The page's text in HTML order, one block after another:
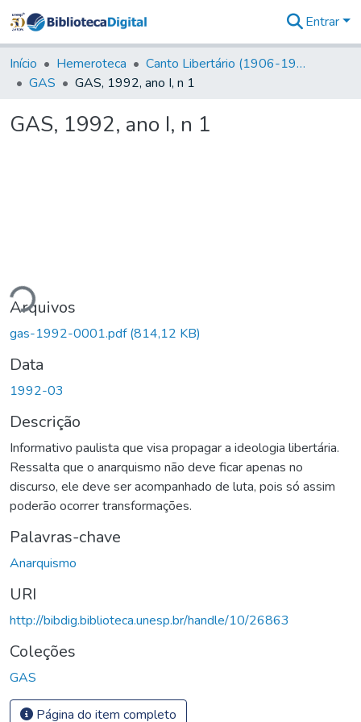
&
Coleções
Tudo na
Digital
Entrar
Início Hemeroteca
Canto Libertário (1906-1995)
GAS
GAS, 1992, ano I, n 1
GAS, 1992, ano I, n 1
Arquivos
gas-1992-0001.pdf(814,12 KB)
Data
1992-03
Descrição
Informativo paulista que visa propagar a ideologia libertária.
Ressalta que o anarquismo não deve ficar apenas no
discurso, ele deve ser acompanhado de luta, pois só assim
poderão ocorrer transformações.
Palavras-chave
Anarquismo
URI
http://bibdig.biblioteca.unesp.br/handle/10/26863
Coleções
GAS
Página do item completo